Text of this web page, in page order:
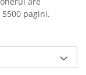
pagini.